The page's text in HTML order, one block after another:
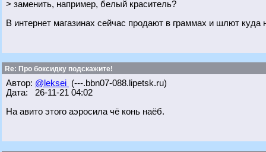
> заменить, например, белый краситель?
В интернет магазинах сейчас продают в граммах и шлют куда
Re: Про боксидку подскажите!
Автор: @leksei (---.bbn07-088.lipetsk.ru)
Дата: 26-11-21 04:02
На авито этого аэросила чё конь наёб.